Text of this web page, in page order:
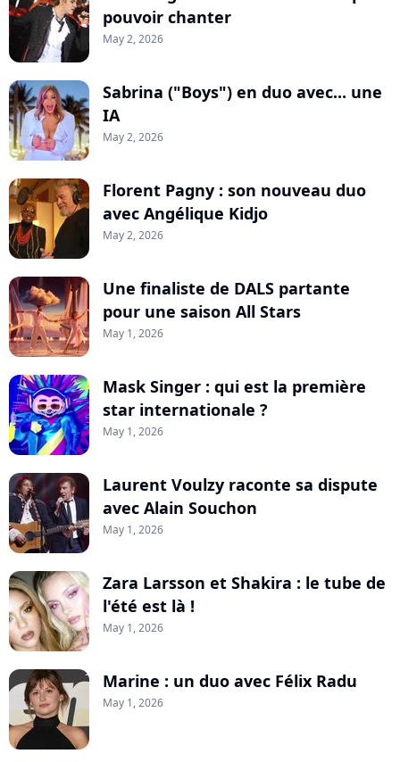
pouvoir chanter
May 2, 2026
Sabrina ("Boys") en duo avec... une
IA
May 2, 2026
Florent Pagny : son nouveau duo
avec Angélique Kidjo
May 2, 2026
Une finaliste de DALS partante
pour une saison All Stars
May 1, 2026
Mask Singer : qui est la première
star internationale ?
May 1, 2026
Laurent Voulzy raconte sa dispute
avec Alain Souchon
May 1, 2026
Zara Larsson et Shakira : le tube de
l'été est là !
May 1, 2026
Marine : un duo avec Félix Radu
May 1, 2026